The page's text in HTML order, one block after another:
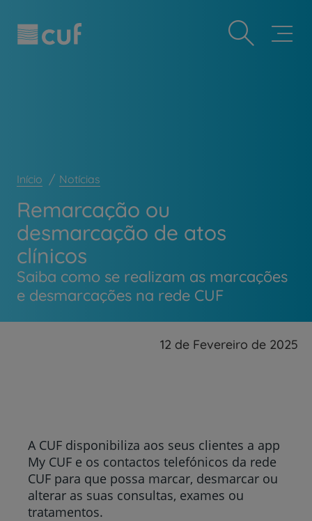
este
inclui
para
conteúdo
Prevenção e bem-estar
Grandes Áreas da Saúde
Sobre nós
Contacte-nos
Início Notícias
Remarcação ou
desmarcação de atos
clínicos
Saiba como se realizam as marcações
e desmarcações na rede CUF
12 de Fevereiro de 2025
A CUF disponibiliza aos seus clientes a app
My CUF e os contactos telefónicos da rede
CUF para que possa marcar, desmarcar ou
alterar as suas consultas, exames ou
tratamentos.